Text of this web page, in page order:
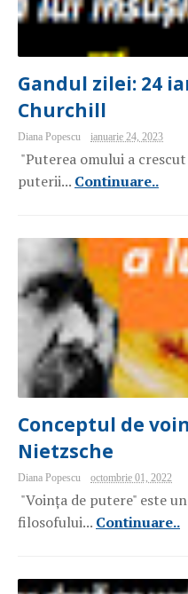
Gandul zilei: 24
Churchill
Diana Popescu ianuarie 24, 2023
"Puterea omului a
puterii... Continuare..
Conceptul de
Nietzsche
Diana Popescu octombrie 01, 2022
"Voința de putere" este
filosofului... Continuare..